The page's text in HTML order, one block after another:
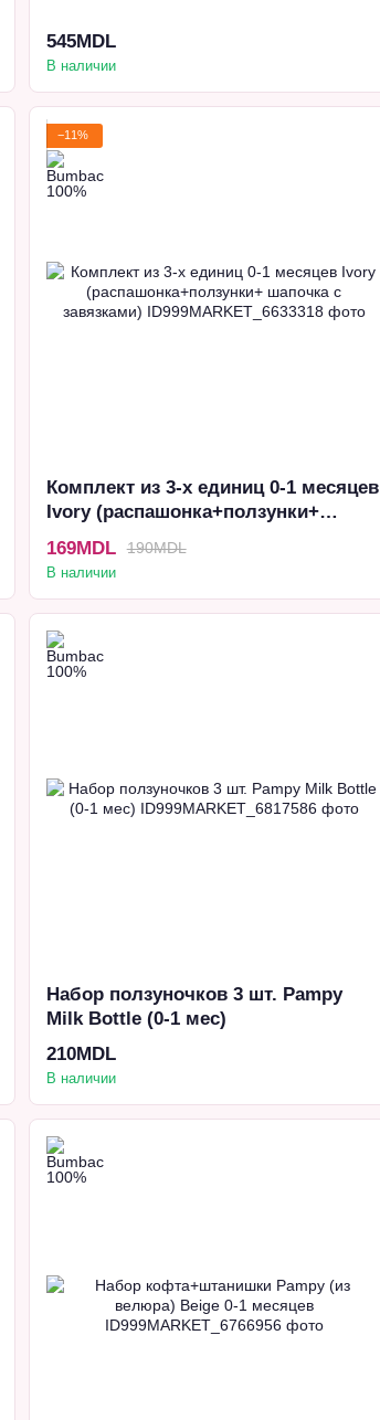
545MDL
В наличии
−11%
Комплект из 3-х единиц 0-1 месяцев
Ivory (распашонка+ползунки+
шапочка с завязками)
190MDL
169MDL
В наличии
Набор ползуночков 3 шт. Pampy
Milk Bottle (0-1 мес)
210MDL
В наличии